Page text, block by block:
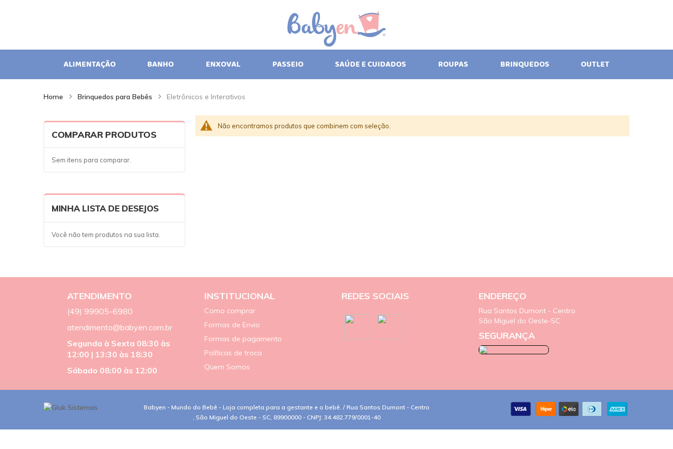
ALIMENTAÇÃO BANHO ENXOVAL PASSEIO SAÚDE E CUIDADOS ROUPAS BRINQUEDOS OUTLET
Home Brinquedos para Bebês Eletrônicos e Interativos
Não encontramos produtos que combinem com seleção.
COMPARAR PRODUTOS
Sem itens para comparar.
MINHA LISTA DE DESEJOS
Você não tem produtos na sua lista.
ATENDIMENTO
(49) 99905-6980
atendimento@babyen.com.br
Segunda à Sexta 08:30 às
12:00 | 13:30 às 18:30
Sábado 08:00 às 12:00
INSTITUCIONAL
Como comprar
Formas de Envio
Formas de pagamento
Políticas de troca
Quem Somos
REDES SOCIAIS ENDEREÇO
Rua Santos Dumont - Centro
São Miguel do Oeste-SC
SEGURANÇA
Babyen - Mundo do Bebê - Loja completa para a gestante e o bebê. / Rua Santos Dumont - Centro
, São Miguel do Oeste - SC, 89900000 - CNPJ: 34.482.779/0001-40